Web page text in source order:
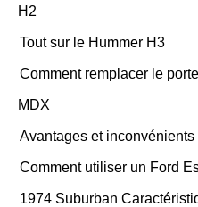
H2
Tout sur le Hummer H3
Comment remplacer le
MDX
Avantages et
Comment utiliser un Ford
1974 Suburban